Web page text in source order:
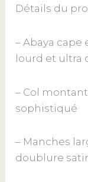
Détails du
– Abaya cape
lourd et ultra
– Col
sophistiqué
– Manches
doublure